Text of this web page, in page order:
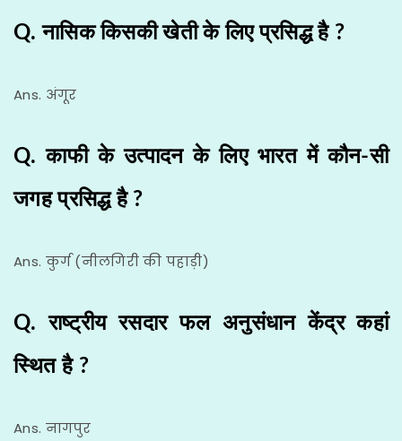
Q. नासिक किसकी खेती के लिए प्रसिद्ध है ?
Ans. अंगूर
Q. काफी के उत्पादन के लिए भारत में कौन-सी
जगह प्रसिद्ध है ?
Ans. कुर्ग (नीलगिरी की पहाड़ी)
Q. राष्ट्रीय रसदार फल अनुसंधान केंद्र कहां
स्थित है ?
Ans. नागपुर